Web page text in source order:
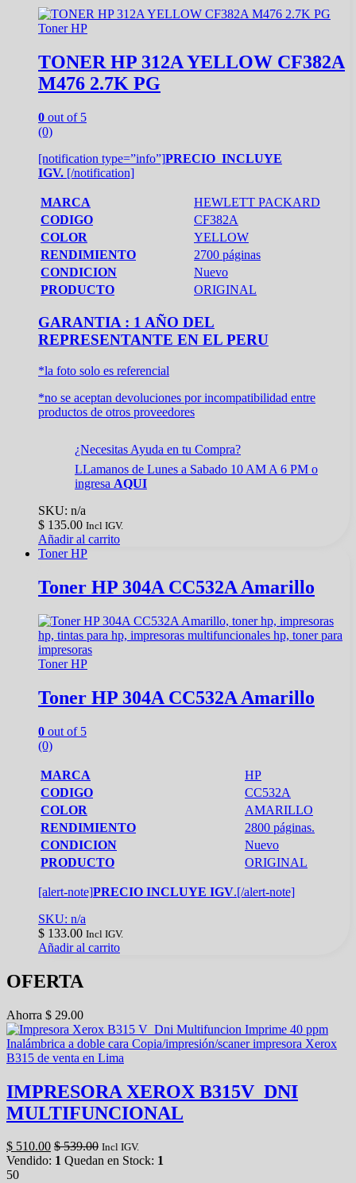
Toner HP
TONER HP 312A YELLOW CF382A
M476 2.7K PG
0 out of 5
(0)
[notification type=”info”]PRECIO INCLUYE
IGV. [/notification]
MARCA
HEWLETT PACKARD
CODIGO
CF382A
COLOR
YELLOW
RENDIMIENTO
2700 páginas
CONDICION
Nuevo
PRODUCTO
ORIGINAL
GARANTIA : 1 AÑO DEL
REPRESENTANTE EN EL PERU
*la foto solo es referencial
*no se aceptan devoluciones por incompatibilidad entre
productos de otros proveedores
¿Necesitas Ayuda en tu Compra?
LLamanos de Lunes a Sabado 10 AM A 6 PM o
ingresa AQUI
SKU: n/a
$ 135.00 Incl IGV.
Añadir al carrito
Toner HP
Toner HP 304A CC532A Amarillo
Toner HP
Toner HP 304A CC532A Amarillo
0 out of 5
(0)
MARCA
HP
CODIGO
CC532A
COLOR
AMARILLO
RENDIMIENTO
2800 páginas.
CONDICION
Nuevo
PRODUCTO
ORIGINAL
[alert-note]PRECIO INCLUYE IGV.[/alert-note]
SKU: n/a
$ 133.00 Incl IGV.
Añadir al carrito
OFERTA
Ahorra $ 29.00
IMPRESORA XEROX B315V_DNI
MULTIFUNCIONAL
$ 510.00 $539.00 Incl IGV.
Vendido: 1 Quedan en Stock: 1
50